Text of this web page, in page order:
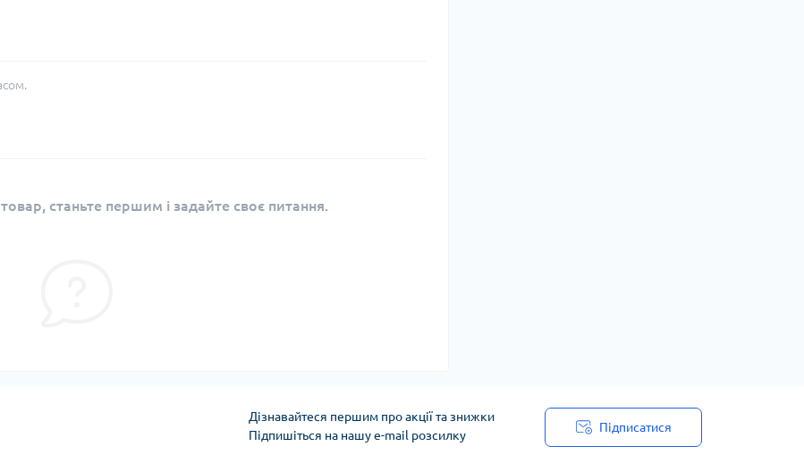
станьте першим і задайте своє питання.
Дізнавайтеся першим про акції та знижки
Підпишіться на нашу e-mail розсилку
Підписатися